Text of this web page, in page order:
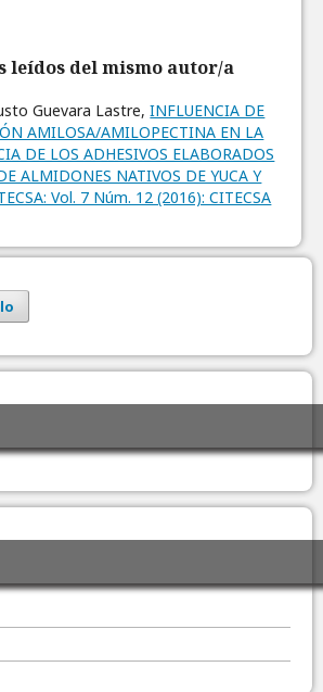
leídos del mismo autor/a
Guevara Lastre,INFLUENCIA DE
AMILOSA/AMILOPECTINA EN LA
DE LOS ADHESIVOS ELABORADOS
ALMIDONES NATIVOS DE YUCA Y
Vol. 7 Núm. 12 (2016): CITECSA